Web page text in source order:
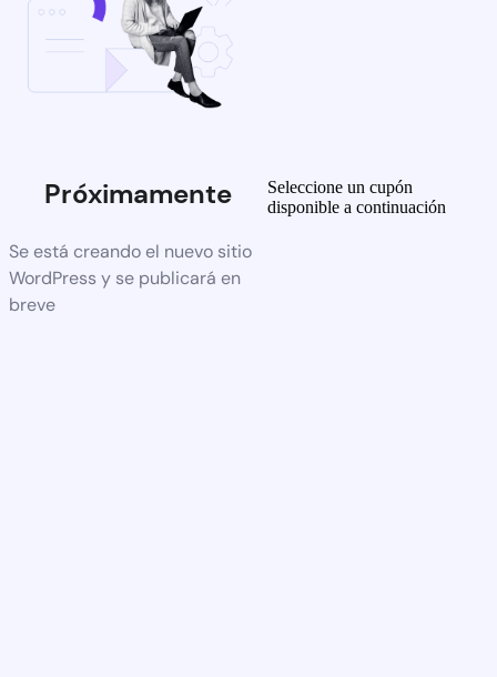
Próximamente
Se está creando el nuevo sitio
WordPress y se publicará en
breve
Seleccione un cupón
disponible a continuación